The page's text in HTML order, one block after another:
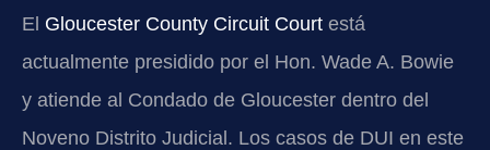
El Gloucester County Circuit Court está
actualmente presidido por el Hon. Wade A. Bowie
y atiende al Condado de Gloucester dentro del
Noveno Distrito Judicial. Los casos de DUI en este